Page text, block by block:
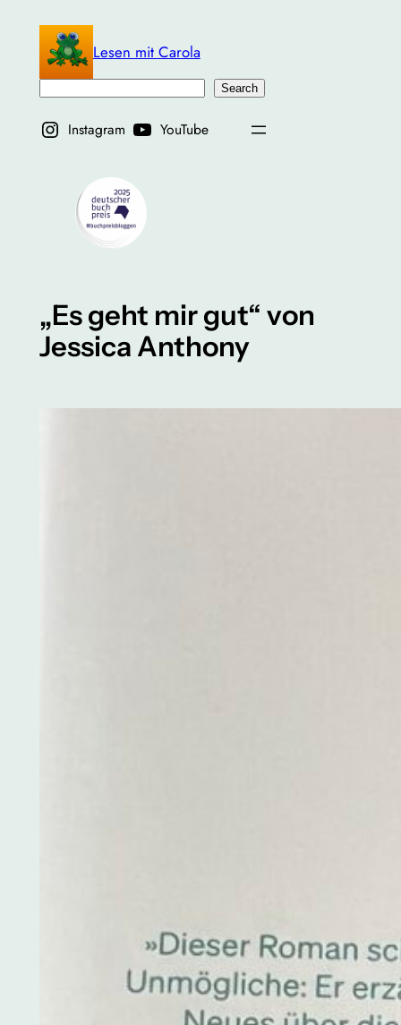
springen
Lesen mit Carola
Search
Instagram YouTube
„Es geht mir gut“ von
Jessica Anthony